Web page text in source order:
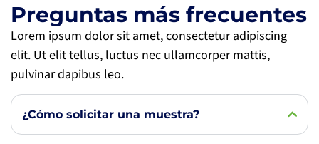
Preguntas más frecuentes
Lorem ipsum dolor sit amet, consectetur adipiscing
elit. Ut elit tellus, luctus nec ullamcorper mattis,
pulvinar dapibus leo.
¿Cómo solicitar una muestra?